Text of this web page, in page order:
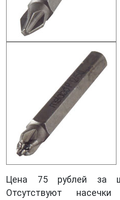
Цена 75 рублей за
Отсутствуют